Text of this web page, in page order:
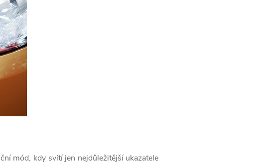
mód, kdy svítí jen nejdůležitější ukazatele